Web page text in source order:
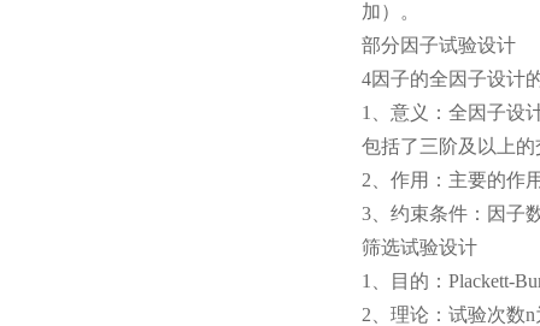
加）。
部分因子试验设计
4因子的全因子设计
1、意义：全因子设
包括了三阶及以上
2、作用：主要的作
3、约束条件：因子
筛选试验设计
1、目的：Plackett-
2、理论：试验次数